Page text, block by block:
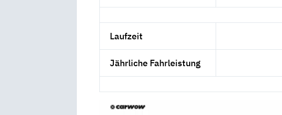
Laufzeit
Jährliche Fahrleistung